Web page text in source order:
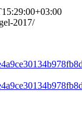
2017/